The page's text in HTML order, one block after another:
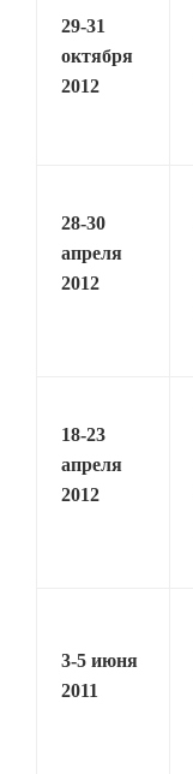
29-31
октября
2012
28-30
апреля
2012
18-23
апреля
2012
3-5 июня
2011